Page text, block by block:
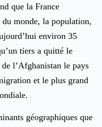
que la France
monde, la population,
environ 35
tiers a quitté le
l’Afghanistan le pays
et le plus grand
géographiques que